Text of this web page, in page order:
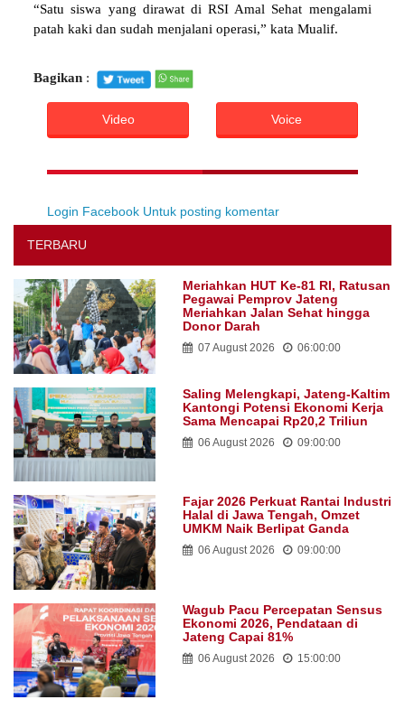
“Satu siswa yang dirawat di RSI Amal Sehat mengalami
patah kaki dan sudah menjalani operasi,” kata Mualif.
Bagikan :
Video Voice
Login Facebook Untuk posting komentar
TERBARU
Meriahkan HUT Ke-81 RI, Ratusan
Pegawai Pemprov Jateng
Meriahkan Jalan Sehat hingga
Donor Darah
07 August 2026 06:00:00
Saling Melengkapi, Jateng-Kaltim
Kantongi Potensi Ekonomi Kerja
Sama Mencapai Rp20,2 Triliun
06 August 2026 09:00:00
Fajar 2026 Perkuat Rantai Industri
Halal di Jawa Tengah, Omzet
UMKM Naik Berlipat Ganda
06 August 2026 09:00:00
Wagub Pacu Percepatan Sensus
Ekonomi 2026, Pendataan di
Jateng Capai 81%
06 August 2026 15:00:00